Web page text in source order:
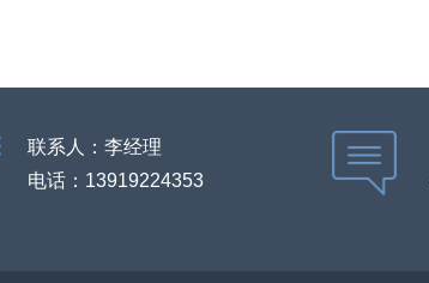
联系人：李经理
电话：13919224353